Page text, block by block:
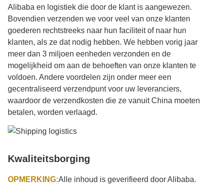
Alibaba en logistiek die door de klant is aangewezen.
Bovendien verzenden we voor veel van onze klanten
goederen rechtstreeks naar hun faciliteit of naar hun
klanten, als ze dat nodig hebben. We hebben vorig jaar
meer dan 3 miljoen eenheden verzonden en de
mogelijkheid om aan de behoeften van onze klanten te
voldoen. Andere voordelen zijn onder meer een
gecentraliseerd verzendpunt voor uw leveranciers,
waardoor de verzendkosten die ze vanuit China moeten
betalen, worden verlaagd.
Kwaliteitsborging
OPMERKING:Alle inhoud is geverifieerd door Alibaba.